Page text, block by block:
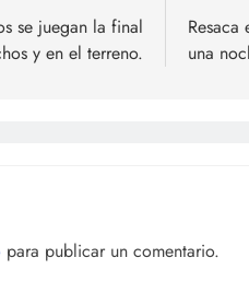
se juegan la final
y en el terreno.
Resaca
una
para publicar un comentario.